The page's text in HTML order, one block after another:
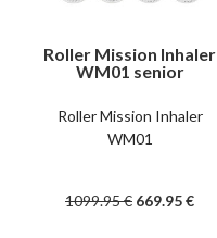
Roller Mission Inhaler
WM01 senior
Roller Mission Inhaler
WM01
1099.95€ 669.95€